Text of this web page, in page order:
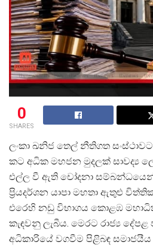
0
SHARES
ලංකා ඛනිජ තෙල් නීතිගත
කට අධික මහජන මුදලක් සාවද් ය
එල්ල වී ඇති චෝදනා
ප්රියදර්ශන යාපා මහතා ඇතුළු
එරෙහි නඩු විභාගය කොළඹ
කැඳවනු ලැබීය. මෙරට රාජ් ය
අධිකාරියේ වගවීම පිළිබඳ